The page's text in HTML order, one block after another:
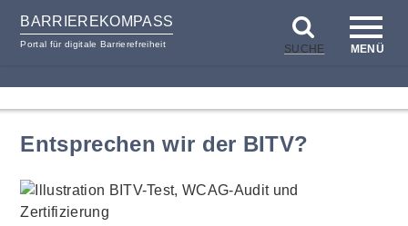
BARRIEREKOMPASS
Portal für digitale Barrierefreiheit SUCHE MENÜ
Entsprechen wir der BITV?